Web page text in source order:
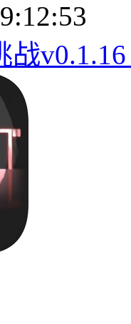
战